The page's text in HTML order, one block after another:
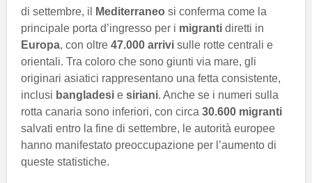
di settembre, il
Mediterraneo si conferma come la
principale porta d’ingresso per i migranti diretti in
Europa, con oltre 47.000 arrivi sulle rotte centrali e
orientali. Tra coloro che sono giunti via mare, gli
originari asiatici rappresentano una fetta consistente,
inclusi bangladesi e siriani. Anche se i numeri sulla
rotta canaria sono inferiori, con circa 30.600 migranti
salvati entro la fine di settembre, le autorità europee
hanno manifestato preoccupazione per l’aumento di
queste statistiche.